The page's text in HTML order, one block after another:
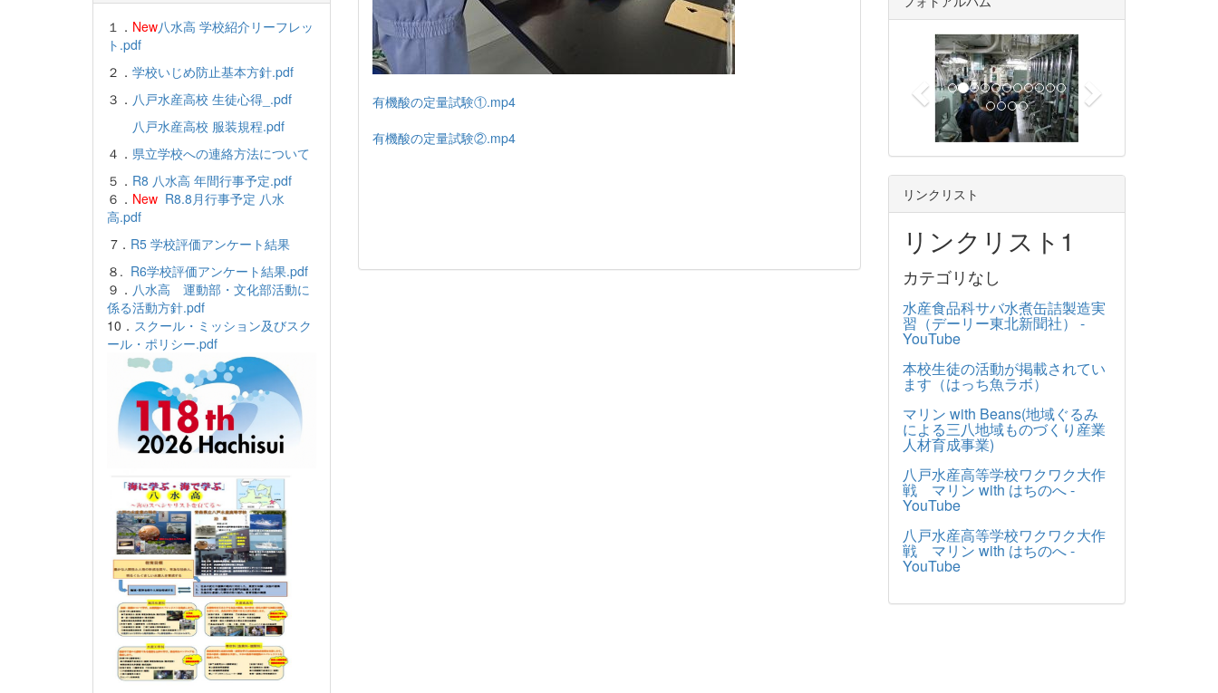
有機酸の定量試験①.mp4
有機酸の定量試験②.mp4
１． New八水高 学校紹介リーフレッ
ト.pdf
２． 学校いじめ防止基本方針.pdf
３． 八戸水産高校 生徒心得_.pdf
八戸水産高校 服装規程.pdf
４． 県立学校への連絡方法について
５． R8 八水高 年間行事予定.pdf
６． New R8.8月行事予定 八水
高.pdf
7． R5 学校評価アンケート結果
８. R6学校評価アンケート結果.pdf
９． 八水高 運動部・文化部活動に
係る活動方針.pdf
10． スクール・ミッション及びスク
ール・ポリシー.pdf
e
o
u
x
リンクリスト
リンクリスト1
カテゴリなし
水産食品科サバ水煮缶詰製造実
習（デーリー東北新聞社） -
YouTube
本校生徒の活動が掲載されてい
ます（はっち魚ラボ）
マリン with Beans(地域ぐるみ
による三八地域ものづくり産業
人材育成事業)
八戸水産高等学校ワクワク大作
戦 マリン with はちのへ -
YouTube
八戸水産高等学校ワクワク大作
戦 マリン with はちのへ -
YouTube